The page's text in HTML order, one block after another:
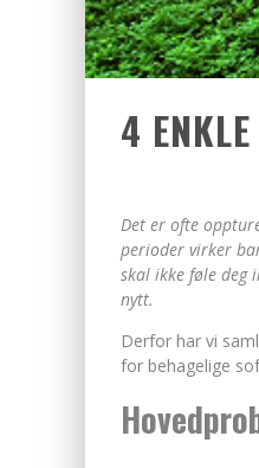
4
Det er ofte
perioder virker
skal ikke føle deg
nytt.
Derfor har vi
for behagelige